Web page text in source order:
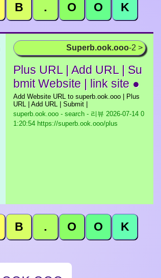
B . O O K
Superb.ook.ooo-2 >
Plus URL | Add URL | Su
bmit Website | link site ●
Add Website URL to superb.ook.ooo | Plus
URL | Add URL | Submit |
superb.ook.ooo - search - 리뷰 2026-07-14 0
1:20:54 https://superb.ook.ooo/plus
B . O O K